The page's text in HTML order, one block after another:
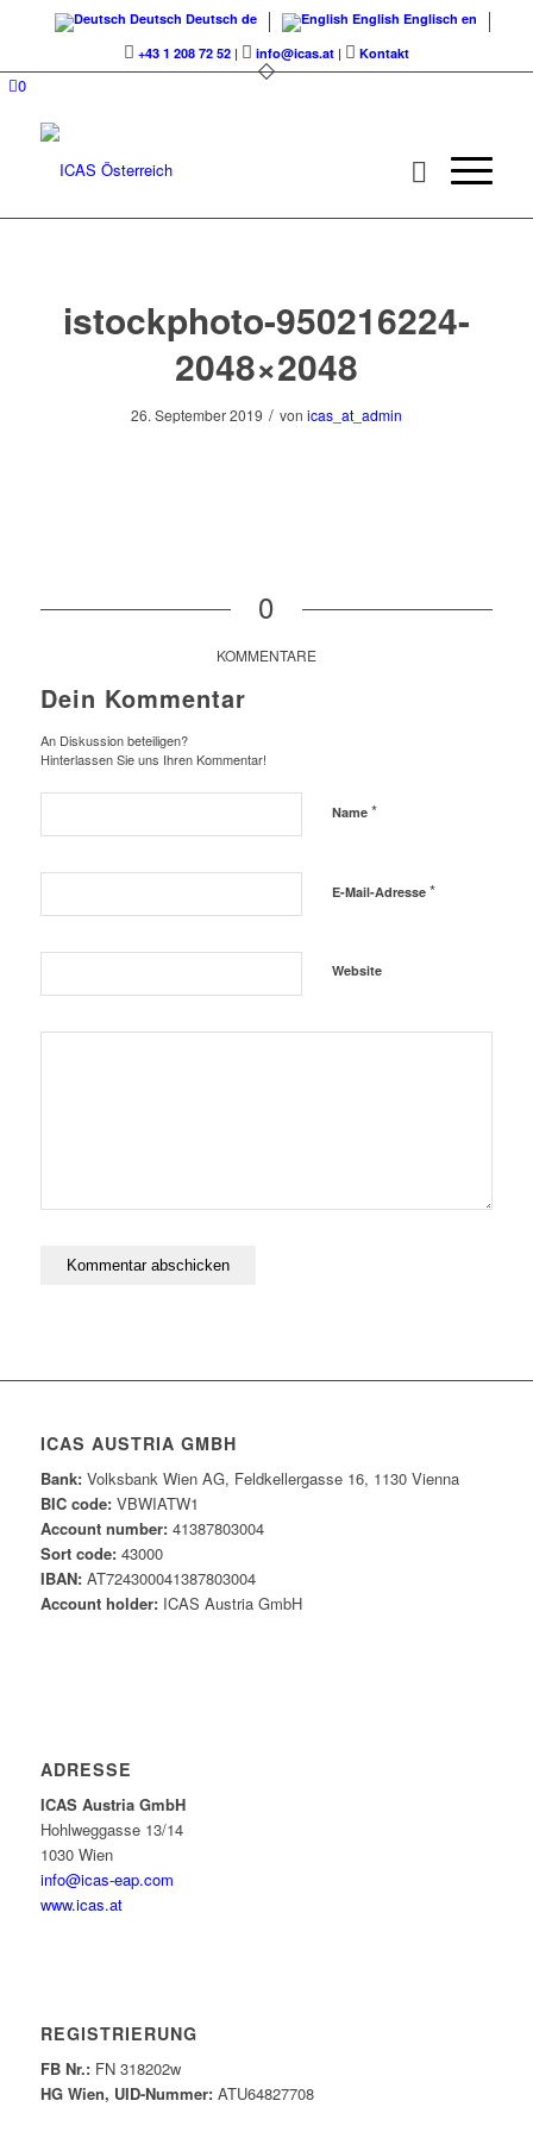
Deutsch Deutsch de English Englisch en
+43 1 208 72 52| info@icas.at| Kontakt
0
istockphoto-950216224-
2048×2048
26. September 2019 / von icas_at_admin
0
KOMMENTARE
Dein Kommentar
An Diskussion beteiligen?
Hinterlassen Sie uns Ihren Kommentar!
Name *
E-Mail-Adresse *
Website
ICAS AUSTRIA GMBH
Bank:Volksbank Wien AG, Feldkellergasse 16, 1130 Vienna
BIC code:VBWIATW1
Account number:41387803004
Sort code:43000
IBAN:AT724300041387803004
Account holder:ICAS Austria GmbH
ADRESSE
ICAS Austria GmbH
Hohlweggasse 13/14
1030 Wien
info@icas-eap.com
www.icas.at
REGISTRIERUNG
FB Nr.:FN 318202w
HG Wien, UID-Nummer:ATU64827708